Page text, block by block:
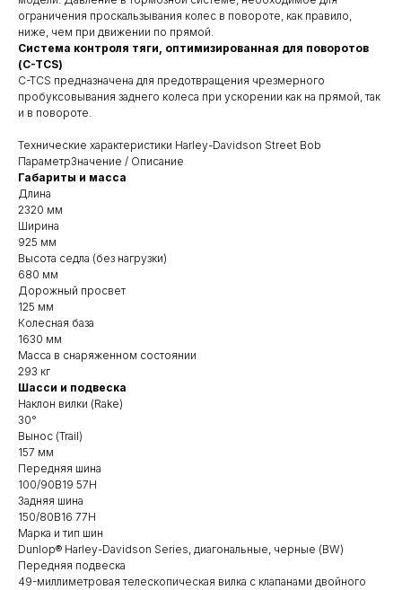
ограничения проскальзывания колес в повороте, как правило,
ниже, чем при движении по прямой.
Система контроля тяги, оптимизированная для поворотов
(C-TCS)
C-TCS предназначена для предотвращения чрезмерного
пробуксовывания заднего колеса при ускорении как на прямой, так
и в повороте.
Технические характеристики Harley-Davidson Street Bob
ПараметрЗначение / Описание
Габариты и масса
Длина
2320 мм
Ширина
925 мм
Высота седла (без нагрузки)
680 мм
Дорожный просвет
125 мм
Колесная база
1630 мм
Масса в снаряженном состоянии
293 кг
Шасси и подвеска
Наклон вилки (Rake)
30°
Вынос (Trail)
157 мм
Передняя шина
100/90B19 57H
Задняя шина
150/80B16 77H
Марка и тип шин
Dunlop® Harley-Davidson Series, диагональные, черные (BW)
Передняя подвеска
49-миллиметровая телескопическая вилка с клапанами двойного